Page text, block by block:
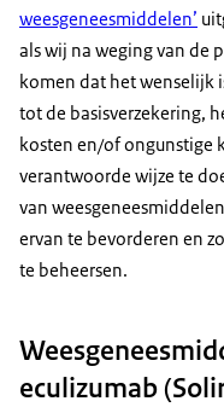
weesgeneesmiddelen’
als wij na weging van de
komen dat het wenselijk
tot de basisverzekering,
kosten en/of ongunstige
verantwoorde wijze te
van
ervan te bevorderen en
te beheersen.
eculizumab